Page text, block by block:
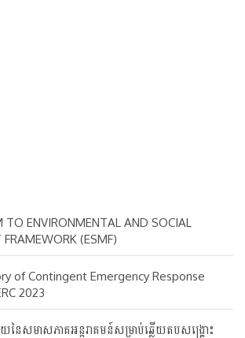
TO ENVIRONMENTAL AND SOCIAL
(ESMF)
of Contingent Emergency Response
2023
នៃសមាសភាគអន្តរាគមន៍សម្រាប់ឆ្លើយតបសង្គ្រោះ